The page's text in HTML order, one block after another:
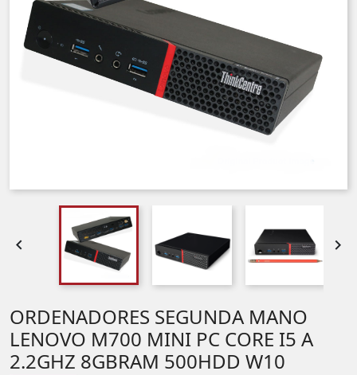
 
ORDENADORES SEGUNDA MANO
LENOVO M700 MINI PC CORE I5 A
2.2GHZ 8GBRAM 500HDD W10